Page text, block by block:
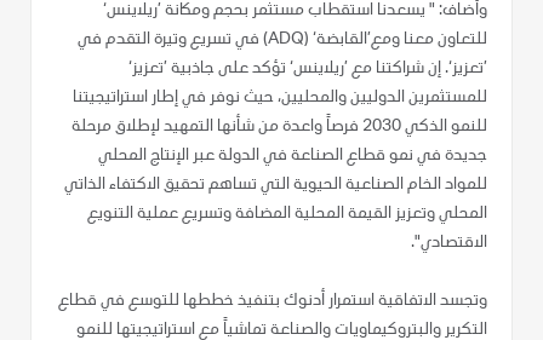
وأضاف: " يسعدنا استقطاب مستثمر بحجم ومكانة ’ريلاينس‘
للتعاون معنا ومع’القابضة‘ (ADQ) في تسريع وتيرة التقدم في
’تعزيز‘. إن شراكتنا مع ’ريلاينس‘ تؤكد على جاذبية ’تعزيز‘
للمستثمرين الدوليين والمحليين، حيث نوفر في إطار استراتيجيتنا
للنمو الذكي 2030 فرصاً واعدة من شأنها التمهيد لإطلاق مرحلة
جديدة في نمو قطاع الصناعة في الدولة عبر الإنتاج المحلي
للمواد الخام الصناعية الحيوية التي تساهم تحقيق الاكتفاء الذاتي
المحلي وتعزيز القيمة المحلية المضافة وتسريع عملية التنويع
الاقتصادي".
وتجسد الاتفاقية استمرار أدنوك بتنفيذ خططها للتوسع في قطاع
التكرير والبتروكيماويات والصناعة تماشياً مع استراتيجيتها للنمو